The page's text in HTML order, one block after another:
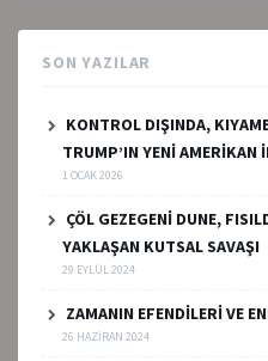
SON YAZILAR
KONTROL DIŞINDA,
TRUMP’IN YENİ AMERİKAN
1 OCAK 2026
ÇÖL GEZEGENİ DUNE,
YAKLAŞAN KUTSAL SAVAŞI
29 EYLÜL 2024
ZAMANIN EFENDİLERİ VE
26 HAZIRAN 2024